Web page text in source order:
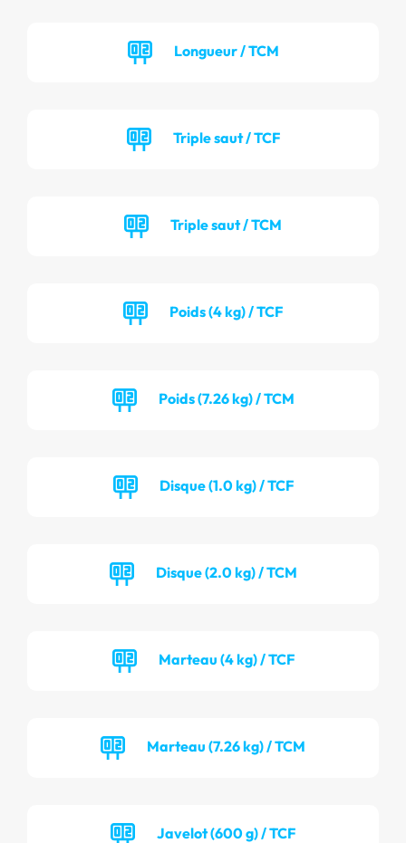
Longueur / TCM
Triple saut / TCF
Triple saut / TCM
Poids (4 kg) / TCF
Poids (7.26 kg) / TCM
Disque (1.0 kg) / TCF
Disque (2.0 kg) / TCM
Marteau (4 kg) / TCF
Marteau (7.26 kg) / TCM
Javelot (600 g) / TCF